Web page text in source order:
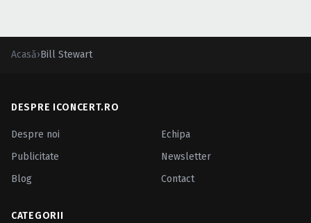
Acasă›Bill Stewart
DESPRE ICONCERT.RO
Despre noi
Echipa
Publicitate
Newsletter
Blog
Contact
CATEGORII